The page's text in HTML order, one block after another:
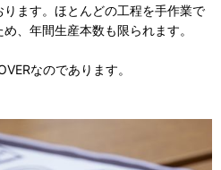
ます。ほとんどの工程を手作業で
、年間生産本数も限られます。
なのであります。